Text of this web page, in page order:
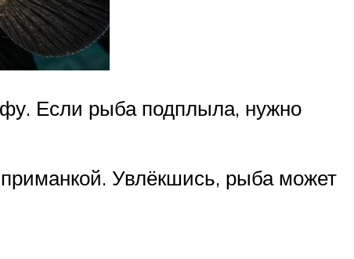
Если рыба подплыла, нужно
Увлёкшись, рыба может